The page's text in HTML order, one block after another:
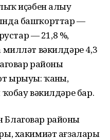
иҫәбен алыу
башҡорттар —
— 21,8 %,
вәкилдәре 4,3
районы
ырыуы: ҡаңны,
вәкилдәре бар.
районы
хакимиәт ағзалары